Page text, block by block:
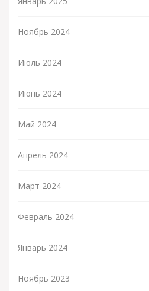
Ноябрь 2024
Июль 2024
Июнь 2024
Май 2024
Апрель 2024
Март 2024
Февраль 2024
Январь 2024
Ноябрь 2023